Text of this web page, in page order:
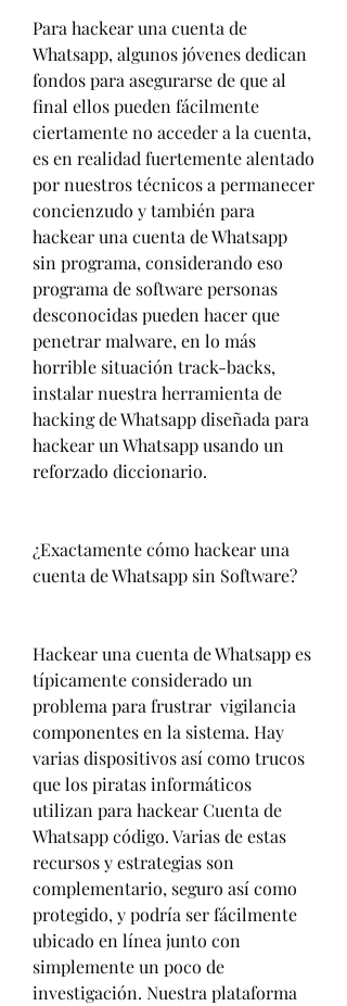
Para hackear una cuenta de
Whatsapp, algunos jóvenes dedican
fondos para asegurarse de que al
final ellos pueden fácilmente
ciertamente no acceder a la cuenta,
es en realidad fuertemente alentado
por nuestros técnicos a permanecer
concienzudo y también para
hackear una cuenta de Whatsapp
sin programa, considerando eso
programa de software personas
desconocidas pueden hacer que
penetrar malware, en lo más
horrible situación track-backs,
instalar nuestra herramienta de
hacking de Whatsapp diseñada para
hackear un Whatsapp usando un
reforzado diccionario.
¿Exactamente cómo hackear una
cuenta de Whatsapp sin Software?
Hackear una cuenta de Whatsapp es
típicamente considerado un
problema para frustrar  vigilancia
componentes en la sistema. Hay
varias dispositivos así como trucos
que los piratas informáticos
utilizan para hackear Cuenta de
Whatsapp código. Varias de estas
recursos y estrategias son
complementario, seguro así como
protegido, y podría ser fácilmente
ubicado en línea junto con
simplemente un poco de
investigación. Nuestra plataforma